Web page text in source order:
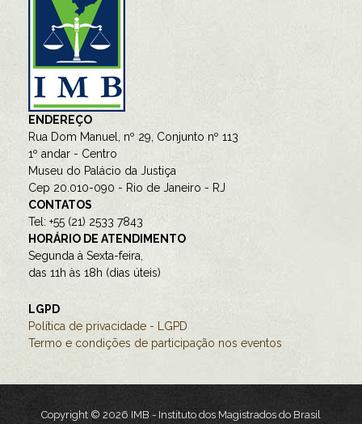
ENDEREÇO
Rua Dom Manuel, nº 29, Conjunto nº 113
1º andar - Centro
Museu do Palácio da Justiça
Cep 20.010-090 - Rio de Janeiro - RJ
CONTATOS
Tel: +55 (21) 2533 7843
HORÁRIO DE ATENDIMENTO
Segunda à Sexta-feira,
das 11h às 18h (dias úteis)
LGPD
Política de privacidade - LGPD
Termo e condições de participação nos eventos
Copyright © 2026 IMB - Instituto dos Magistrados do Brasil